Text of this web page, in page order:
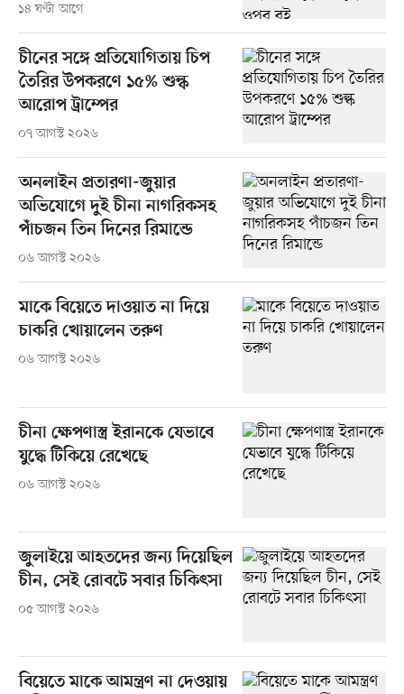
১৪ ঘণ্টা আগে
চীনের সঙ্গে প্রতিযোগিতায় চিপ
তৈরির উপকরণে ১৫% শুল্ক
আরোপ ট্রাম্পের
০৭ আগস্ট ২০২৬
অনলাইন প্রতারণা-জুয়ার
অভিযোগে দুই চীনা নাগরিকসহ
পাঁচজন তিন দিনের রিমান্ডে
০৬ আগস্ট ২০২৬
মাকে বিয়েতে দাওয়াত না দিয়ে
চাকরি খোয়ালেন তরুণ
০৬ আগস্ট ২০২৬
চীনা ক্ষেপণাস্ত্র ইরানকে যেভাবে
যুদ্ধে টিকিয়ে রেখেছে
০৬ আগস্ট ২০২৬
জুলাইয়ে আহতদের জন্য দিয়েছিল
চীন, সেই রোবটে সবার চিকিৎসা
০৫ আগস্ট ২০২৬
বিয়েতে মাকে আমন্ত্রণ না দেওয়ায়